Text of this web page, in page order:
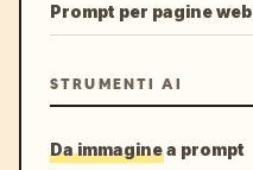
Prompt per pagine web
STRUMENTI AI
Da immagine a prompt